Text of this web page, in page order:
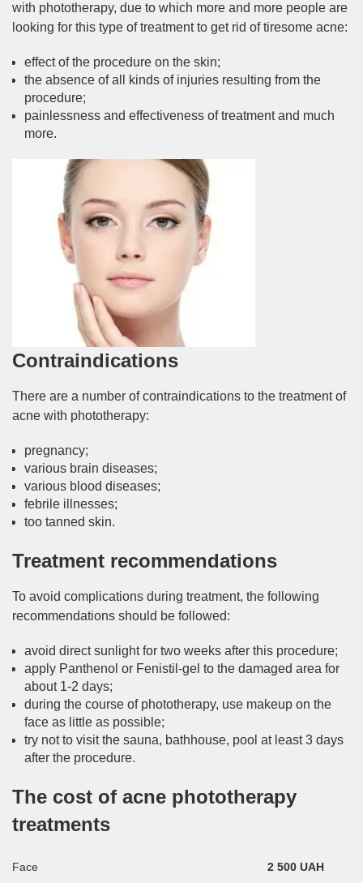
with phototherapy, due to which more and more people are
looking for this type of treatment to get rid of tiresome acne:
effect of the procedure on the skin;
the absence of all kinds of injuries resulting from the
procedure;
painlessness and effectiveness of treatment and much
more.
Contraindications
There are a number of contraindications to the treatment of
acne with phototherapy:
pregnancy;
various brain diseases;
various blood diseases;
febrile illnesses;
too tanned skin.
Treatment recommendations
To avoid complications during treatment, the following
recommendations should be followed:
avoid direct sunlight for two weeks after this procedure;
apply Panthenol or Fenistil-gel to the damaged area for
about 1-2 days;
during the course of phototherapy, use makeup on the
face as little as possible;
try not to visit the sauna, bathhouse, pool at least 3 days
after the procedure.
The cost of acne phototherapy
treatments
Face 2 500 UAH